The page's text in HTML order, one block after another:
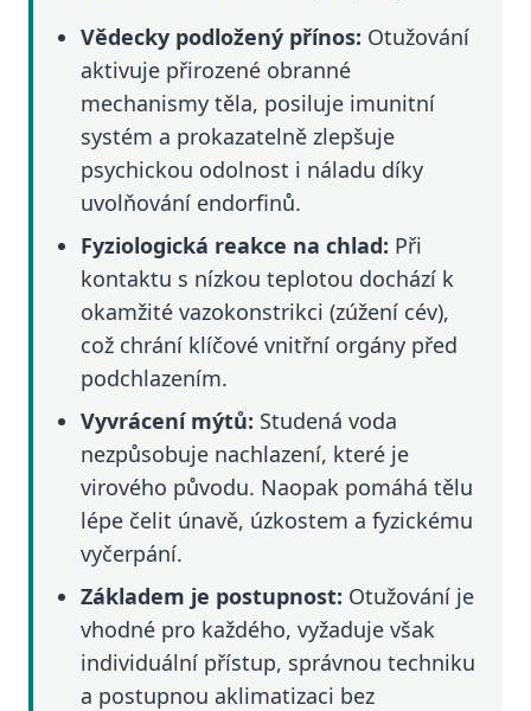
Vědecky podložený přínos: Otužování
aktivuje přirozené obranné
mechanismy těla, posiluje imunitní
systém a prokazatelně zlepšuje
psychickou odolnost i náladu díky
uvolňování endorfinů.
Fyziologická reakce na chlad: Při
kontaktu s nízkou teplotou dochází k
okamžité vazokonstrikci (zúžení cév),
což chrání klíčové vnitřní orgány před
podchlazením.
Vyvrácení mýtů: Studená voda
nezpůsobuje nachlazení, které je
virového původu. Naopak pomáhá tělu
lépe čelit únavě, úzkostem a fyzickému
vyčerpání.
Základem je postupnost: Otužování je
vhodné pro každého, vyžaduje však
individuální přístup, správnou techniku
a postupnou aklimatizaci bez